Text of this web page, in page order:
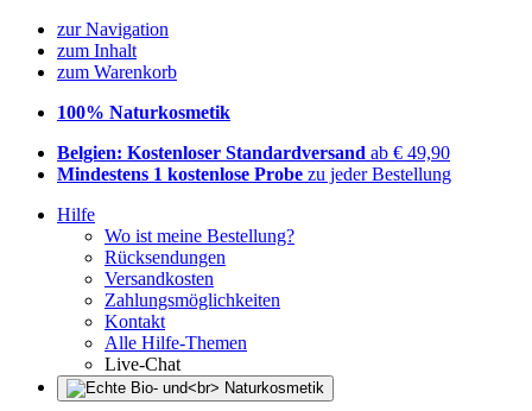
zur Navigation
zum Inhalt
zum Warenkorb
100% Naturkosmetik
Belgien: Kostenloser Standardversand ab € 49,90
Mindestens 1 kostenlose Probe zu jeder Bestellung
Hilfe
Wo ist meine Bestellung?
Rücksendungen
Versandkosten
Zahlungsmöglichkeiten
Kontakt
Alle Hilfe-Themen
Live-Chat